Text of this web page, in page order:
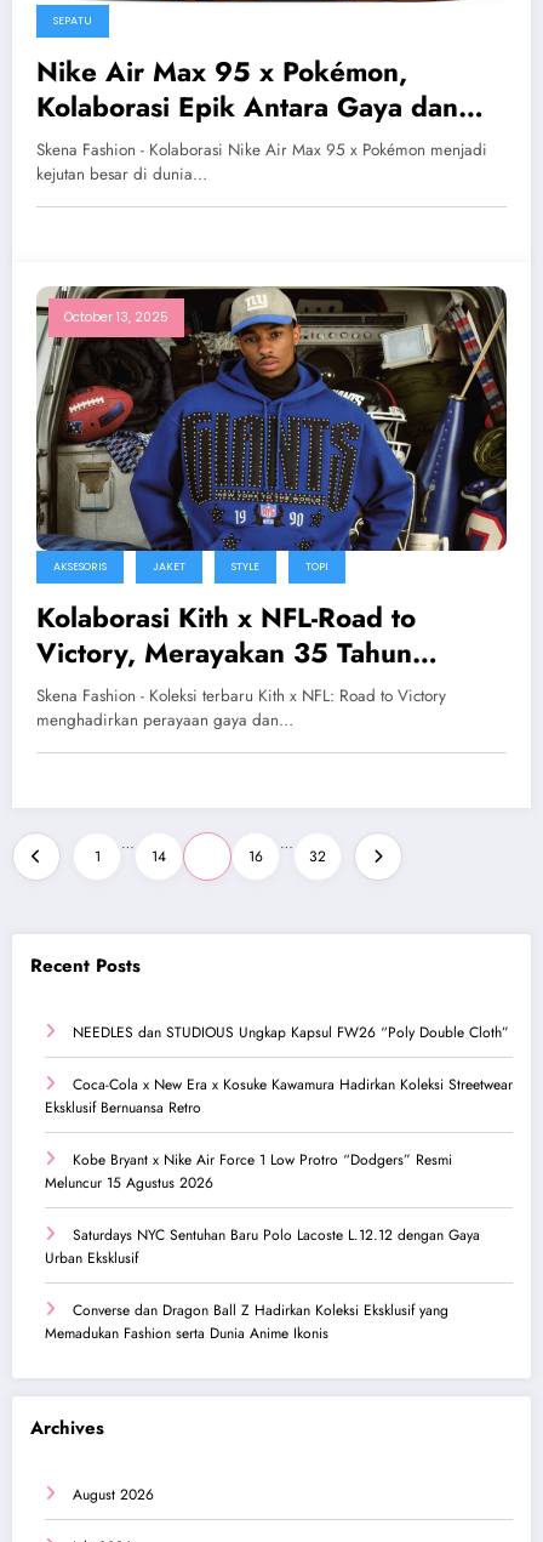
SEPATU
Nike Air Max 95 x Pokémon,
Kolaborasi Epik Antara Gaya dan
Nostalgia
Skena Fashion - Kolaborasi Nike Air Max 95 x Pokémon menjadi
kejutan besar di dunia…
October 13, 2025
AKSESORIS JAKET STYLE TOPI
Kolaborasi Kith x NFL-Road to
Victory, Merayakan 35 Tahun
Kejayaan Super Bowl
Skena Fashion - Koleksi terbaru Kith x NFL: Road to Victory
menghadirkan perayaan gaya dan…
Posts
pagination
1
…
14 16
…
32
Recent Posts
NEEDLES dan STUDIOUS Ungkap Kapsul FW26 “Poly Double Cloth”
Coca-Cola x New Era x Kosuke Kawamura Hadirkan Koleksi Streetwear
Eksklusif Bernuansa Retro
Kobe Bryant x Nike Air Force 1 Low Protro “Dodgers” Resmi
Meluncur 15 Agustus 2026
Saturdays NYC Sentuhan Baru Polo Lacoste L.12.12 dengan Gaya
Urban Eksklusif
Converse dan Dragon Ball Z Hadirkan Koleksi Eksklusif yang
Memadukan Fashion serta Dunia Anime Ikonis
Archives
August 2026